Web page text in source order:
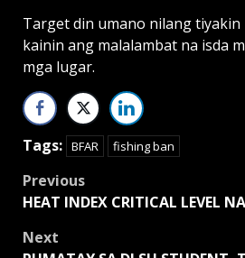
Target din umano nilang
kainin ang malalambat na isda
mga lugar.
Tags: BFAR fishing ban
Post
Previous
HEAT INDEX CRITICAL LEVEL
Next